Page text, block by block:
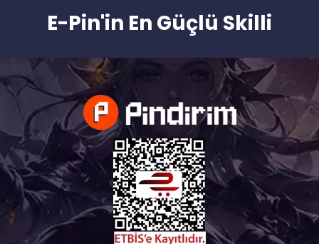
E-Pin'in En Güçlü Skilli